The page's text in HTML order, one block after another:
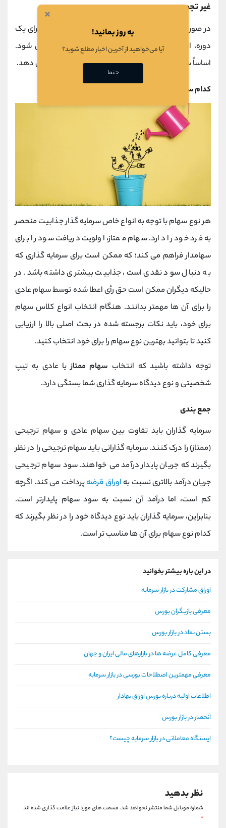
غیر تجمعی
در صورت تصمیم شرکت برای عدم پرداخت سود سهام برای یک
دوره، این مبلغ در آینده در هیچ مرحله ای پرداخت نمی شود.
اساساً سهامدار این سود سهام را برای همیشه از دست می دهد.
کدام سهام برای سرمایه گذاری مناسب است؟
هر نوع سهام با توجه به انواع خاص سرمایه گذار جذابیت منحصر
به فرد خود را دارد. سهام ممتاز، اولویت دریافت سود را برای
سهامدار فراهم می کند؛ که ممکن است برای سرمایه گذاری که
به دنبال سود نقدی است، جذابیت بیشتری داشته باشد. در
حالیکه دیگران ممکن است حق رأی اعطا شده توسط سهام عادی
را برای آن ها مهمتر بدانند. هنگام انتخاب انواع کلاس سهام
برای خود، باید نکات برجسته شده در بحث اصلی بالا را ارزیابی
کنید تا بتوانید بهترین نوع سهام را برای خود انتخاب کنید.
توجه داشته باشید که انتخاب سهام ممتازیا عادی به تیپ
شخصیتی و نوع دیدگاه سرمایه گذاری شما بستگی دارد.
جمع بندی
سرمایه گذاران باید تفاوت بین سهام عادی و سهام ترجیحی
(ممتاز) را درک کنند. سرمایه گذارانی باید سهام ترجیحی را در نظر
بگیرند که جریان پایدار درآمد می خواهند. سود سهام ترجیحی
جریان درآمد بالاتری نسبت به اوراق قرضهپرداخت می کند. اگرچه
کم است، اما درآمد آن نسبت به سود سهام پایدارتر است.
بنابراین، سرمایه گذاران باید نوع دیدگاه خود را در نظر بگیرند که
کدام نوع سهام برای آن ها مناسب تر است.
در این باره بیشتر بخوانید
اوراق مشارکت در بازار سرمایه
معرفی بازیگران بورس
بستن نماد در بازار بورس
معرفی کامل عرضه ها در بازارهای مالی ایران و جهان
معرفی مهمترین اصطلاحات بورسی در بازار سرمایه
اطلاعات اولیه درباره بورس اوراق بهادار
انحصار در بازار بورس
ایستگاه معاملاتی در بازار سرمایه چیست؟
نظر بدهید
شماره موبایل شما منتشر نخواهد شد.قسمت های مورد نیاز علامت گذاری شده اند
*
×
به روز بمانید!
آیا می‌خواهید از آخرین اخبار مطلع شوید؟
حتما